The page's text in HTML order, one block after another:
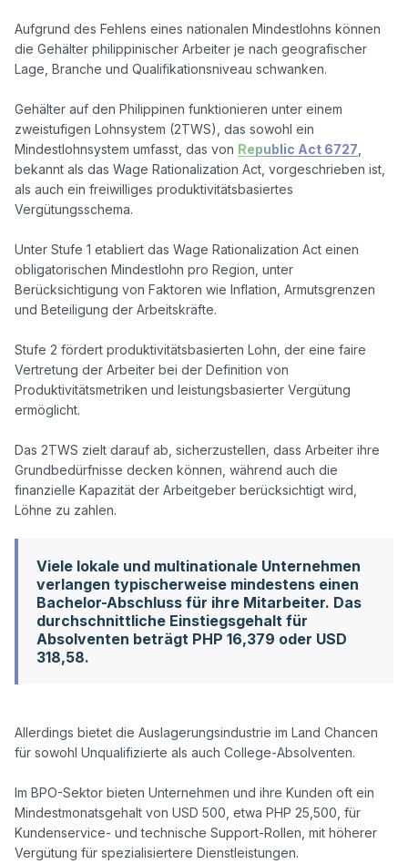
Aufgrund des Fehlens eines nationalen Mindestlohns können
die Gehälter philippinischer Arbeiter je nach geografischer
Lage, Branche und Qualifikationsniveau schwanken.
Gehälter auf den Philippinen funktionieren unter einem
zweistufigen Lohnsystem (2TWS), das sowohl ein
Mindestlohnsystem umfasst, das von Republic Act 6727
bekannt als das Wage Rationalization Act, vorgeschrieben ist,
als auch ein freiwilliges produktivitätsbasiertes
Vergütungsschema.
Unter Stufe 1 etabliert das Wage Rationalization Act einen
obligatorischen Mindestlohn pro Region, unter
Berücksichtigung von Faktoren wie Inflation, Armutsgrenzen
und Beteiligung der Arbeitskräfte.
Stufe 2 fördert produktivitätsbasierten Lohn, der eine faire
Vertretung der Arbeiter bei der Definition von
Produktivitätsmetriken und leistungsbasierter Vergütung
ermöglicht.
Das 2TWS zielt darauf ab, sicherzustellen, dass Arbeiter ihre
Grundbedürfnisse decken können, während auch die
finanzielle Kapazität der Arbeitgeber berücksichtigt wird,
Viele lokale und multinationale Unternehmen
verlangen typischerweise mindestens einen
Bachelor-Abschluss für ihre Mitarbeiter. Das
durchschnittliche Einstiegsgehalt für
Absolventen beträgt PHP 16,379 oder USD
318,58.
Allerdings bietet die Auslagerungsindustrie im Land Chancen
für sowohl Unqualifizierte als auch College-Absolventen.
Im BPO-Sektor bieten Unternehmen und ihre Kunden oft ein
Mindestmonatsgehalt von USD 500, etwa PHP 25,500, für
Kundenservice- und technische Support-Rollen, mit höherer